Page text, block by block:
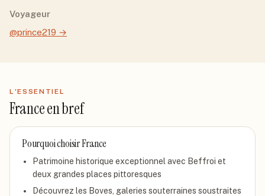
Voyageur
@prince219 →
L'ESSENTIEL
Franceen bref
Pourquoi choisirFrance
Patrimoine historique exceptionnel avec Beffroi et
deux grandes places pittoresques
Découvrez les Boves, galeries souterraines soustraites